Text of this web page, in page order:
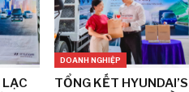
LẠC
DOANH NGHIỆP
TỔNG KẾT